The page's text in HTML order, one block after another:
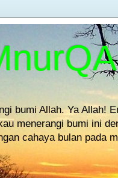
bumi Allah. Ya Allah!
menerangi bumi ini
cahaya bulan pada